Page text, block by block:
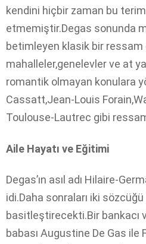
kendini hiçbir zaman bu
etmemiştir.Degas sonunda
betimleyen klasik bir ressam
mahalleler,genelevler ve at
romantik olmayan konulara
Cassatt,Jean-Louis
Toulouse-Lautrec gibi
Aile Hayatı ve Eğitimi
Degas’ın asıl adı Hilaire-
idi.Daha sonraları iki
basitleştirecekti.Bir bankacı
babası Augustine De Gas ile